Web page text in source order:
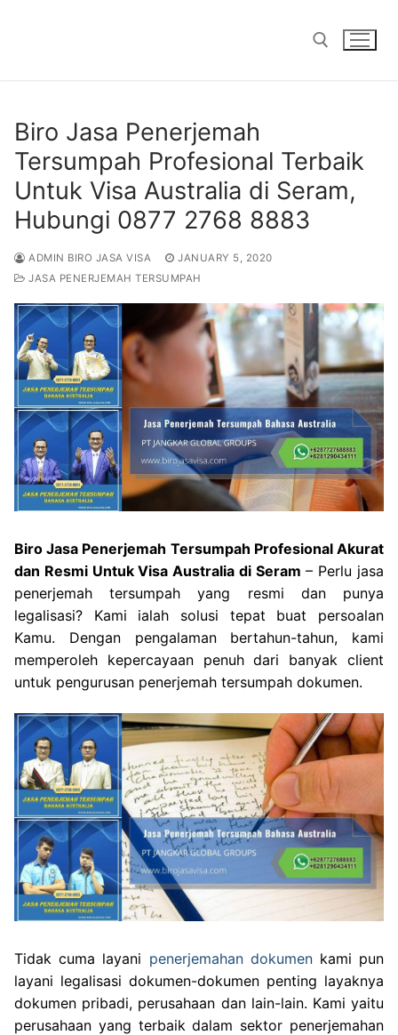
Biro Jasa Penerjemah
Tersumpah Profesional Terbaik
Untuk Visa Australia di Seram,
Hubungi 0877 2768 8883
ADMIN BIRO JASA VISA
JANUARY 5, 2020
JASA PENERJEMAH TERSUMPAH
Biro Jasa Penerjemah Tersumpah Profesional Akurat
dan Resmi Untuk Visa Australia di Seram – Perlu jasa
penerjemah tersumpah yang resmi dan punya
legalisasi? Kami ialah solusi tepat buat persoalan
Kamu. Dengan pengalaman bertahun-tahun, kami
memperoleh kepercayaan penuh dari banyak client
untuk pengurusan penerjemah tersumpah dokumen.
Tidak cuma layani penerjemahan dokumenkami pun
layani legalisasi dokumen-dokumen penting layaknya
dokumen pribadi, perusahaan dan lain-lain. Kami yaitu
perusahaan yang terbaik dalam sektor penerjemahan